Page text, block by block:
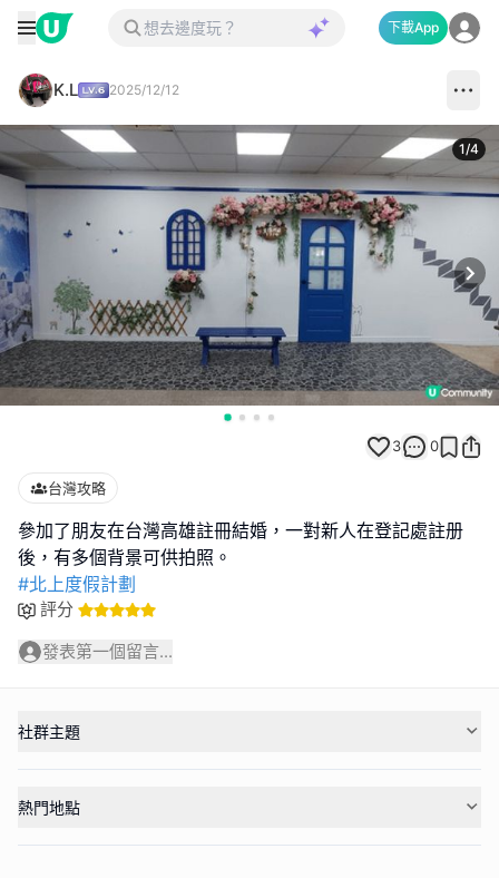
下載App
K.L 2025/12/12
1/4
3 0
台灣攻略
參加了朋友在台灣高雄註冊結婚，一對新人在登記處註册
#北上度假計劃
評分
發表第一個留言...
社群主題
熱門地點